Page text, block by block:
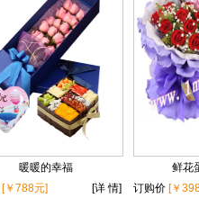
暖暖的幸福
[￥788元] [详 情]
鲜花
订购价 [￥